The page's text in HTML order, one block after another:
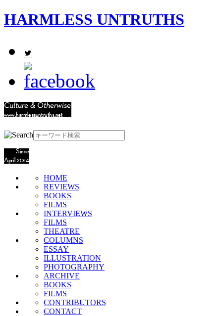
HARMLESS UNTRUTHS
HOME
REVIEWS
BOOKS
FILMS
INTERVIEWS
FILMS
THEATRE
COLUMNS
ESSAY
ILLUSTRATION
PHOTOGRAPHY
ARCHIVE
BOOKS
FILMS
CONTRIBUTORS
CONTACT